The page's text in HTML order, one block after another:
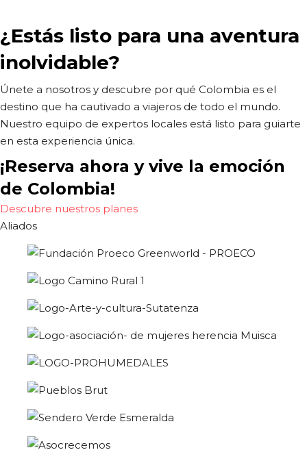
¿Estás listo para una aventura
inolvidable?
Únete a nosotros y descubre por qué Colombia es el
destino que ha cautivado a viajeros de todo el mundo.
Nuestro equipo de expertos locales está listo para guiarte
en esta experiencia única.
¡Reserva ahora y vive la emoción
de Colombia!
Descubre nuestros planes
Aliados